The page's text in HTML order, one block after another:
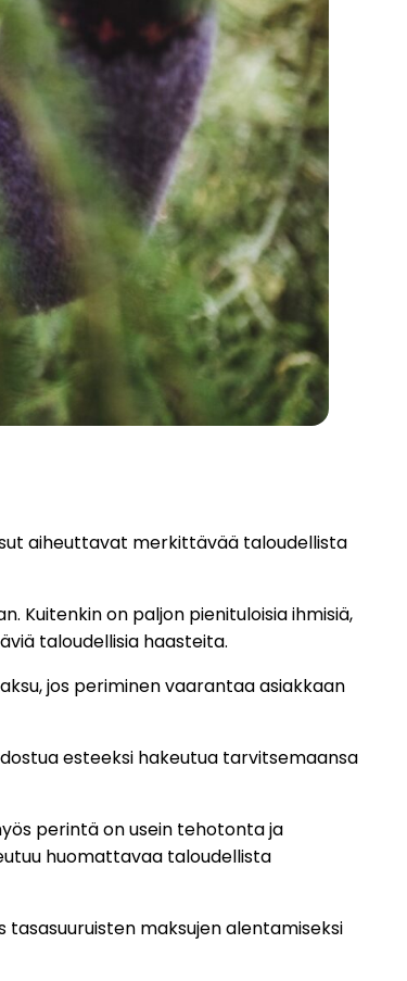
aiheuttavat merkittävää taloudellista
Kuitenkin on paljon pienituloisia ihmisiä,
taloudellisia haasteita.
jos periminen vaarantaa asiakkaan
esteeksi hakeutua tarvitsemaansa
perintä on usein tehotonta ja
huomattavaa taloudellista
maksujen alentamiseksi